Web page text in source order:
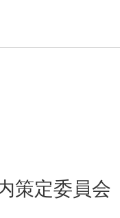
策定委員会